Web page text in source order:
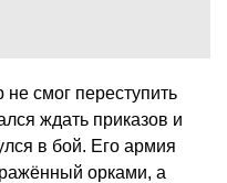
смог переступить
ждать приказов и
в бой. Его армия
орками, а